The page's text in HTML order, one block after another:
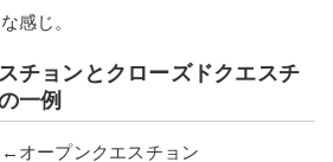
感じ。
チョンとクローズドクエスチ
一例
オープンクエスチョン